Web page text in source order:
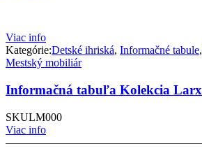
Viac info
Kategórie:Detské ihriská, Informačné tabule,
Mestský mobiliár
Informačná tabuľa Kolekcia Larx
SKULM000
Viac info